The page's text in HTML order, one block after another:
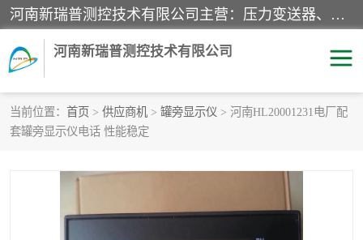
河南新瑞普测控技术有限公司主营：压力变送器、液位变送器、差压变送器、雷达料位计、电容物位计、温度显示控制仪表、电量变送器、流量计、工业自动化系统成套设备。
河南新瑞普测控技术有限公司
当前位置： 首页 > 供应商机 > 罐旁显示仪 > 河南HL20001231电厂配
套罐旁显示仪电话 性能稳定
霍尼韦尔压力变送器
1151/3351产品分类 精巧型压力变送器
液位变送器 雷达料位计